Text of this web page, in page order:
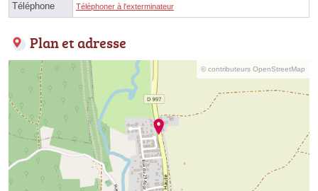
Téléphone Téléphoner à l'exterminateur
Plan et adresse
© contributeurs OpenStreetMap